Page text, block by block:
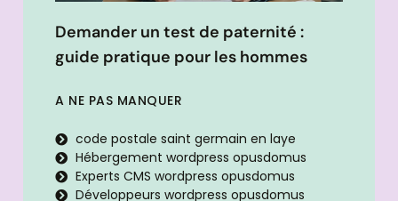
Demander un test de paternité :
guide pratique pour les hommes
A NE PAS MANQUER
code postale saint germain en laye
Hébergement wordpress opusdomus
Experts CMS wordpress opusdomus
Développeurs wordpress opusdomus